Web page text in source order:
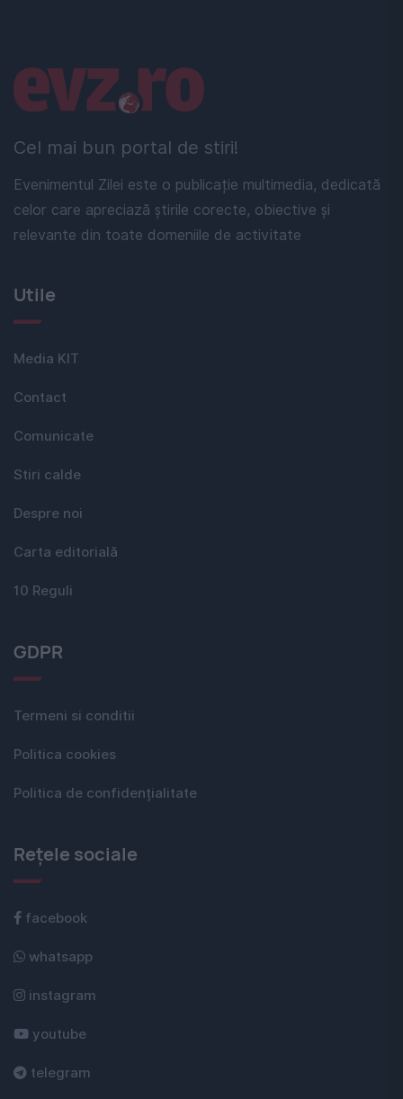
Cel mai bun portal de stiri!
Evenimentul Zilei este o publicație multimedia, dedicată
celor care apreciază știrile corecte, obiective și
relevante din toate domeniile de activitate
Linkuri utile
Utile
Media KIT
Contact
Comunicate
Stiri calde
Despre noi
Carta editorială
10 Reguli
GDPR
Termeni si conditii
Politica cookies
Politica de confidențialitate
Rețele sociale
facebook
whatsapp
instagram
youtube
telegram